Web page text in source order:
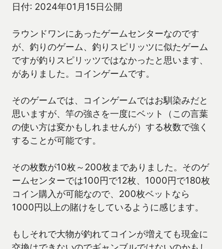
日付: 2024年01月15日公開
ラウンドワンにあったゲームセンターなのです
が、釣りのゲーム、釣りスピリッツに似たゲーム
ですが釣りスピリッツではなかったと思います、
がありました。コインゲームです。
そのゲームでは、コインゲームではお馴染みだと
思いますが、竿の強さを一度にベット（この言葉
の使い方は変かもしれませんが）する枚数で強く
することが可能です。
その枚数が10枚～200枚までありました。そのゲ
ームセンターでは100円で12枚、1000円で180枚
コイン購入が可能なので、200枚ベットなら
1000円以上の賭けをしているように感じます。
もしそれで大物が釣れてコインが増えても現金に